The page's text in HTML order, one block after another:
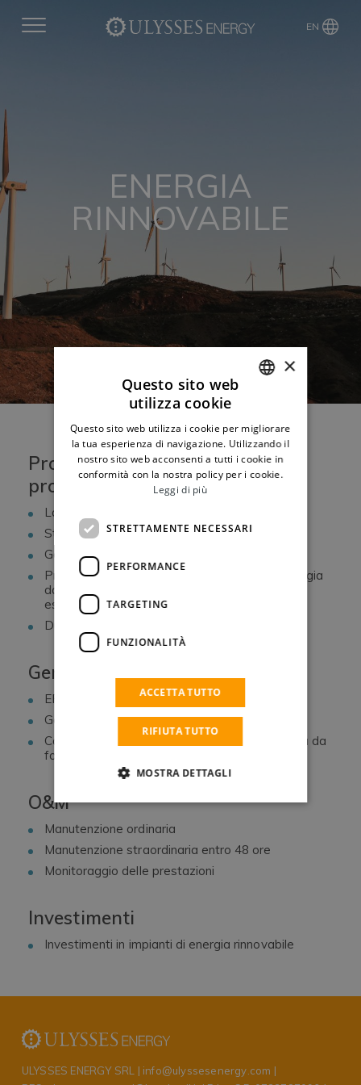
EN
ENERGIA
RINNOVABILE
Progettazione e sviluppo di
progetti
Land scouting e acquisizione
Studio di fattibilità
Gestione delle procedure autorizzative
Progettazione di impianti di produzione di energia
da fonti rinnovabili (progetto definitivo ed
esecutivo)
Due diligence tecnica
General Contractor / EPC
EPC
Gestione della costruzione / ispezione finale
Costruzione di impianti di produzione di energia da
fonti rinnovabili con formula “turn-key”
O&M
Manutenzione ordinaria
Manutenzione straordinaria entro 48 ore
Monitoraggio delle prestazioni
Investimenti
Investimenti in impianti di energia rinnovabile
ULYSSES ENERGY SRL | info@ulyssesenergy.com |
ITALIAN
×
Questo sito web
utilizza cookie
Questo sito web utilizza i cookie per migliorare
la tua esperienza di navigazione. Utilizzando il
nostro sito web acconsenti a tutti i cookie in
conformità con la nostra policy per i cookie.
Leggi di più
STRETTAMENTE NECESSARI
PERFORMANCE
TARGETING
FUNZIONALITÀ
ACCETTA TUTTO
RIFIUTA TUTTO
MOSTRA DETTAGLI